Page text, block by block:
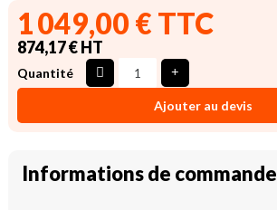
1 049,00 € TTC
874,17 € HT
Quantité
Ajouter au devis
Informations de commande